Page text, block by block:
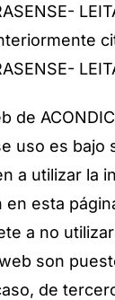
de
uso es bajo
a utilizar la
en esta
a no
son
de